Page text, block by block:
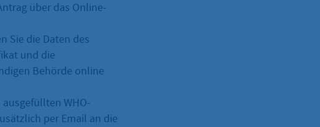
über das Online-
Sie die Daten des
und die
Behörde online
WHO-
per Email an die